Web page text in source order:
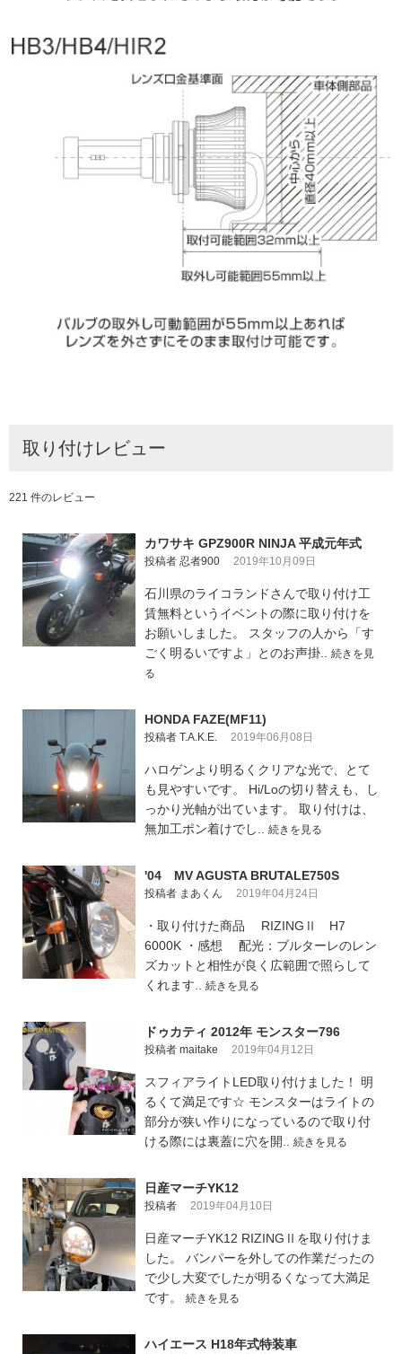
取り付けレビュー
221 件のレビュー
カワサキ GPZ900R NINJA 平成元年式
投稿者 忍者900 2019年10月09日
石川県のライコランドさんで取り付け工
賃無料というイベントの際に取り付けを
お願いしました。 スタッフの人から「す
ごく明るいですよ」とのお声掛.. 続きを見
る
HONDA FAZE(MF11)
投稿者 T.A.K.E. 2019年06月08日
ハロゲンより明るくクリアな光で、とて
も見やすいです。 Hi/Loの切り替えも、し
っかり光軸が出ています。 取り付けは、
無加工ポン着けでし.. 続きを見る
'04 MV AGUSTA BRUTALE750S
投稿者 まあくん 2019年04月24日
・取り付けた商品 RIZINGⅡ H7
6000K ・感想 配光：ブルターレのレン
ズカットと相性が良く広範囲で照らして
くれます.. 続きを見る
ドゥカティ 2012年 モンスター796
投稿者 maitake 2019年04月12日
スフィアライトLED取り付けました！ 明
るくて満足です☆ モンスターはライトの
部分が狭い作りになっているので取り付
ける際には裏蓋に穴を開.. 続きを見る
日産マーチYK12
投稿者 2019年04月10日
日産マーチYK12 RIZINGⅡを取り付けま
した。 バンパーを外しての作業だったの
で少し大変でしたが明るくなって大満足
です。 続きを見る
ハイエース H18年式特装車